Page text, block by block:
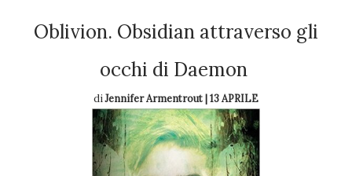
Oblivion. Obsidian attraverso gli
occhi di Daemon
diJennifer Armentrout | 13 APRILE